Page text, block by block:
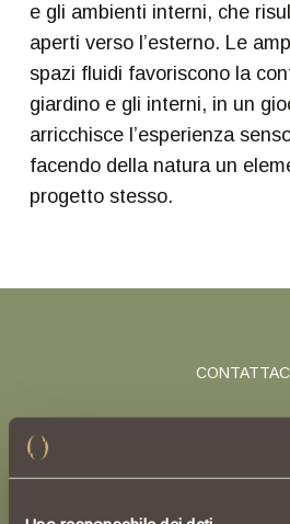
e gli ambienti interni, che
aperti verso l’esterno. Le
spazi fluidi favoriscono la
giardino e gli interni, in un
arricchisce l’esperienza
facendo della natura un
progetto stesso.
della